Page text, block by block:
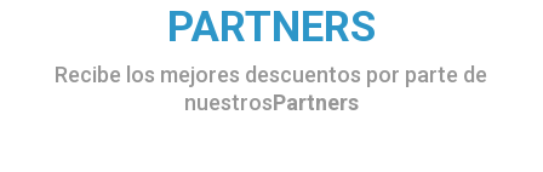
PARTNERS
Recibe los mejores descuentos por parte de
nuestrosPartners